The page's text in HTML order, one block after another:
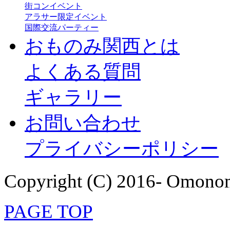
街コンイベント
アラサー限定イベント
国際交流パーティー
おものみ関西とは
よくある質問
ギャラリー
お問い合わせ
プライバシーポリシー
Copyright (C) 2016-
PAGE TOP